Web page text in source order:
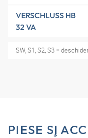
VERSCHLUSS HB
32 VA
SW, S1, S2, S3 =
PIESE ŞI